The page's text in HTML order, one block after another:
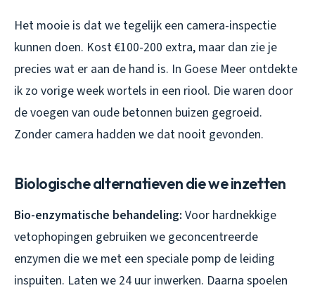
Het mooie is dat we tegelijk een camera-inspectie
kunnen doen. Kost €100-200 extra, maar dan zie je
precies wat er aan de hand is. In Goese Meer ontdekte
ik zo vorige week wortels in een riool. Die waren door
de voegen van oude betonnen buizen gegroeid.
Zonder camera hadden we dat nooit gevonden.
Biologische alternatieven die we inzetten
Bio-enzymatische behandeling: Voor hardnekkige
vetophopingen gebruiken we geconcentreerde
enzymen die we met een speciale pomp de leiding
inspuiten. Laten we 24 uur inwerken. Daarna spoelen